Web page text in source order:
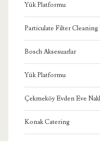
Yük Platformu
Particulate Filter Cleaning
Bosch Aksesuarlar
Yük Platformu
Çekmeköy Evden Eve
Konak Catering